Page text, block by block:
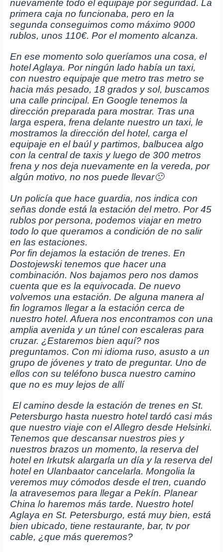
nuevamente todo el equipaje por seguridad. La
primera caja no funcionaba, pero en la
segunda conseguimos como máximo 9000
rublos, unos 110€. Por el momento alcanza.
En ese momento solo queríamos una cosa, el
hotel Aglaya. Por ningún lado había un taxi,
con nuestro equipaje que metro tras metro se
hacia más pesado, 18 grados y sol, buscamos
una calle principal. En Google tenemos la
dirección preparada para mostrar. Tras una
larga espera, frena delante nuestro un taxi, le
mostramos la dirección del hotel, carga el
equipaje en el baúl y partimos, balbucea algo
con la central de taxis y luego de 300 metros
frena y nos deja nuevamente en la vereda, por
algún motivo, no nos puede llevar🙁
Un policía que hace guardia, nos indica con
señas donde está la estación del metro. Por 45
rublos por persona, podemos viajar en metro
todo lo que queramos a condición de no salir
en las estaciones.
Por fin dejamos la estación de trenes. En
Dostojewski tenemos que hacer una
combinación. Nos bajamos pero nos damos
cuenta que es la equivocada. De nuevo
volvemos una estación. De alguna manera al
fin logramos llegar a la estación cerca de
nuestro hotel. Afuera nos encontramos con una
amplia avenida y un túnel con escaleras para
cruzar. ¿Estaremos bien aquí? nos
preguntamos. Con mi idioma ruso, asusto a un
grupo de jóvenes y trato de preguntar. Uno de
ellos con su teléfono busca nuestro camino
que no es muy lejos de allí
El camino desde la estación de trenes en St.
Petersburgo hasta nuestro hotel tardó casi más
que nuestro viaje con el Allegro desde Helsinki.
Tenemos que descansar nuestros pies y
nuestros brazos un momento, la reserva del
hotel en Irkutsk alargarla un día y la reserva del
hotel en Ulanbaator cancelarla. Mongolia la
veremos muy cómodos desde el tren, cuando
la atravesemos para llegar a Pekín. Planear
China lo haremos más tarde. Nuestro hotel
Aglaya en St. Petersburgo, está muy bien, está
bien ubicado, tiene restaurante, bar, tv por
cable, ¿que más queremos?